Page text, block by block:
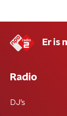
Er is
Radio
DJ’s